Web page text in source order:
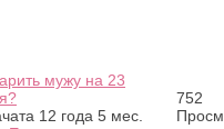
мужу на 23
12 года 5 мес.
752
Просм.